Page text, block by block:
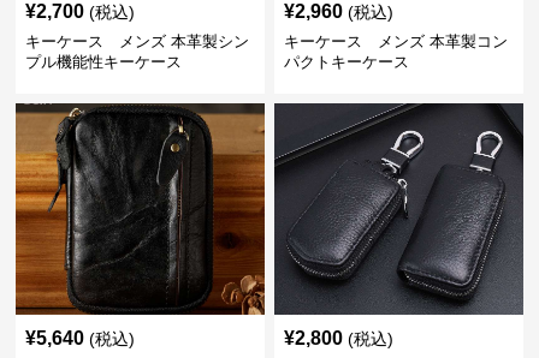
¥2,700 (税込)
キーケース メンズ 本革製シン
プル機能性キーケース
¥2,960 (税込)
キーケース メンズ 本革製コン
パクトキーケース
¥5,640 (税込) ¥2,800 (税込)